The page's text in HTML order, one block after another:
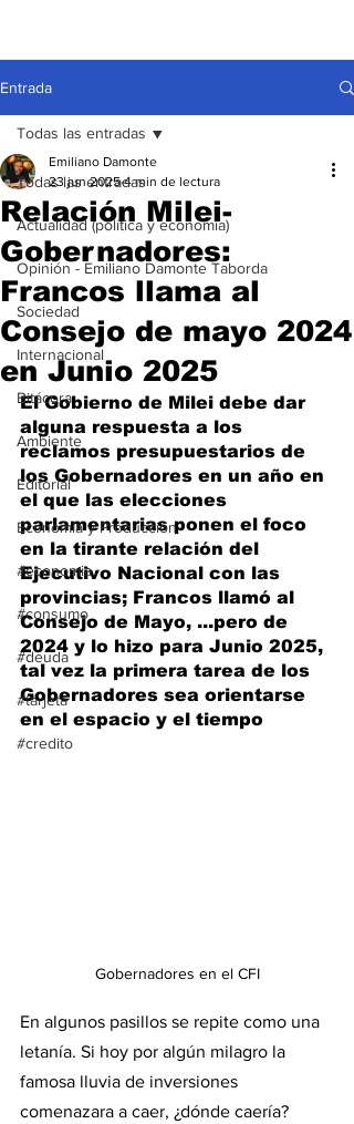
Entrada
Todas las entradas
Actualidad (política y economía)
Opinión - Emiliano Damonte Taborda
Sociedad
Internacional
Bitácora
Ambiente
Editorial
Economía y Producción
#economia
#consumo
#deuda
#tarjeta
#credito
Todas las entradas
Relación Milei-
Gobernadores:
Francos llama al
Consejo de mayo 2024
en Junio 2025
Emiliano Damonte
23 jun 2025 4 min de lectura
El Gobierno de Milei debe dar
alguna respuesta a los
reclamos presupuestarios de
los Gobernadores en un año en
el que las elecciones
parlamentarias ponen el foco
en la tirante relación del
Ejecutivo Nacional con las
provincias; Francos llamó al
Consejo de Mayo, ...pero de
2024 y lo hizo para Junio 2025,
tal vez la primera tarea de los
Gobernadores sea orientarse
en el espacio y el tiempo
Gobernadores en el CFI
En algunos pasillos se repite como una
letanía. Si hoy por algún milagro la
famosa lluvia de inversiones
comenazara a caer, ¿dónde caería?